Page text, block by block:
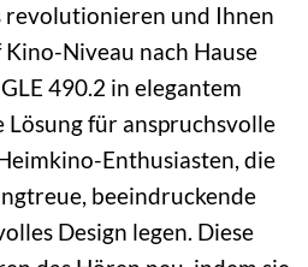
und Ihnen
Niveau nach Hause
GLE 490.2 in elegantem
Lösung für anspruchsvolle
Enthusiasten, die
beeindruckende
Design legen. Diese